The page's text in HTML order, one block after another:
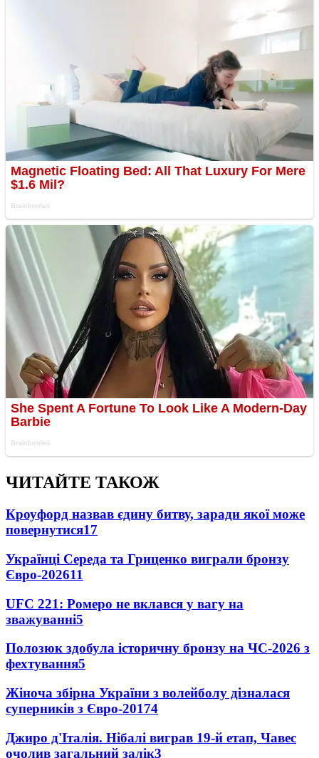
ЧИТАЙТЕ ТАКОЖ
Кроуфорд назвав єдину битву, заради якої може
повернутися17
Українці Середа та Гриценко виграли бронзу
Євро-202611
UFC 221: Ромеро не вклався у вагу на
зважуванні5
Полозюк здобула історичну бронзу на ЧС-2026 з
фехтування5
Жіноча збірна України з волейболу дізналася
суперників з Євро-20174
Джиро д'Італія. Нібалі виграв 19-й етап, Чавес
очолив загальний залік3